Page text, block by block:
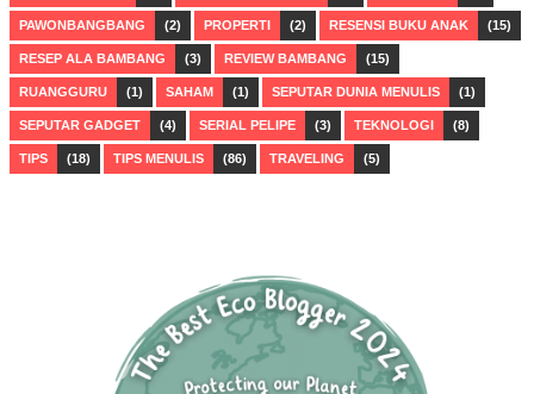
PAWONBANGBANG (2) PROPERTI (2) RESENSI BUKU ANAK (15)
RESEP ALA BAMBANG (3) REVIEW BAMBANG (15)
RUANGGURU (1) SAHAM (1) SEPUTAR DUNIA MENULIS (1)
SEPUTAR GADGET (4) SERIAL PELIPE (3) TEKNOLOGI (8)
TIPS (18) TIPS MENULIS (86) TRAVELING (5)